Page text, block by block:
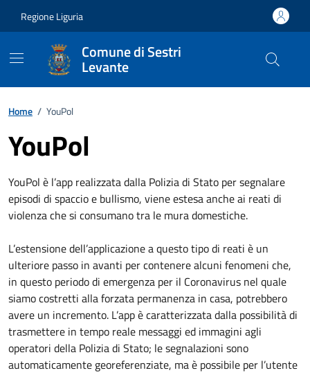
Regione Liguria
Comune di Sestri
Levante
Home / YouPol
YouPol
YouPol è l’app realizzata dalla Polizia di Stato per segnalare
episodi di spaccio e bullismo, viene estesa anche ai reati di
violenza che si consumano tra le mura domestiche.
L’estensione dell’applicazione a questo tipo di reati è un
ulteriore passo in avanti per contenere alcuni fenomeni che,
in questo periodo di emergenza per il Coronavirus nel quale
siamo costretti alla forzata permanenza in casa, potrebbero
avere un incremento. L’app è caratterizzata dalla possibilità di
trasmettere in tempo reale messaggi ed immagini agli
operatori della Polizia di Stato; le segnalazioni sono
automaticamente georeferenziate, ma è possibile per l’utente